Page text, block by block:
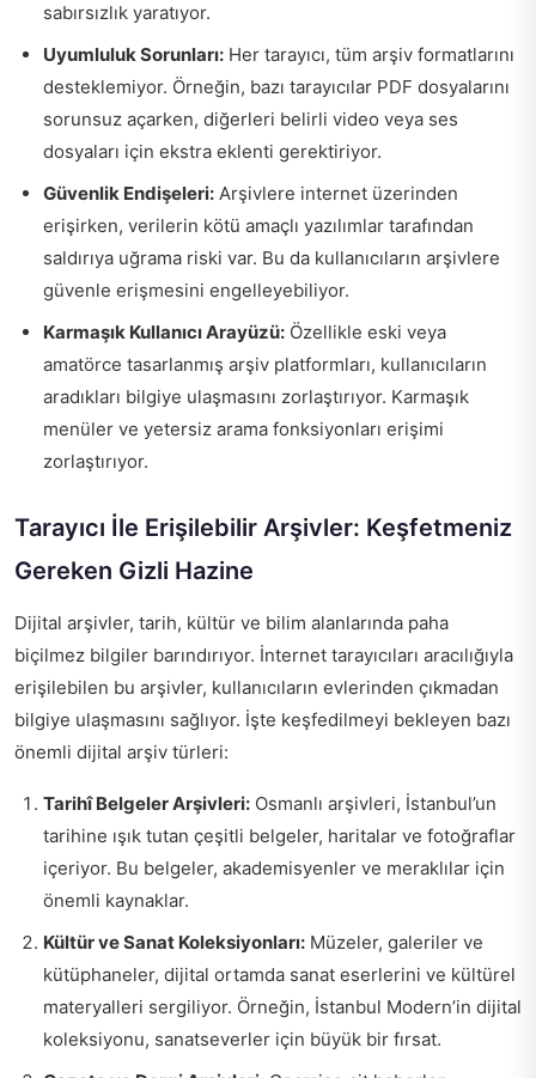
sabırsızlık yaratıyor.
Uyumluluk Sorunları: Her tarayıcı, tüm arşiv formatlarını
desteklemiyor. Örneğin, bazı tarayıcılar PDF dosyalarını
sorunsuz açarken, diğerleri belirli video veya ses
dosyaları için ekstra eklenti gerektiriyor.
Güvenlik Endişeleri: Arşivlere internet üzerinden
erişirken, verilerin kötü amaçlı yazılımlar tarafından
saldırıya uğrama riski var. Bu da kullanıcıların arşivlere
güvenle erişmesini engelleyebiliyor.
Karmaşık Kullanıcı Arayüzü: Özellikle eski veya
amatörce tasarlanmış arşiv platformları, kullanıcıların
aradıkları bilgiye ulaşmasını zorlaştırıyor. Karmaşık
menüler ve yetersiz arama fonksiyonları erişimi
zorlaştırıyor.
Tarayıcı İle Erişilebilir Arşivler: Keşfetmeniz
Gereken Gizli Hazine
Dijital arşivler, tarih, kültür ve bilim alanlarında paha
biçilmez bilgiler barındırıyor. İnternet tarayıcıları aracılığıyla
erişilebilen bu arşivler, kullanıcıların evlerinden çıkmadan
bilgiye ulaşmasını sağlıyor. İşte keşfedilmeyi bekleyen bazı
önemli dijital arşiv türleri:
Tarihî Belgeler Arşivleri: Osmanlı arşivleri, İstanbul’un
tarihine ışık tutan çeşitli belgeler, haritalar ve fotoğraflar
içeriyor. Bu belgeler, akademisyenler ve meraklılar için
önemli kaynaklar.
Kültür ve Sanat Koleksiyonları: Müzeler, galeriler ve
kütüphaneler, dijital ortamda sanat eserlerini ve kültürel
materyalleri sergiliyor. Örneğin, İstanbul Modern’in dijital
koleksiyonu, sanatseverler için büyük bir fırsat.